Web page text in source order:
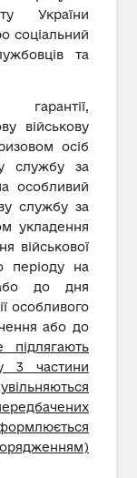
України
соціальний
та
гарантії,
військову
осіб
службу за
особливий
службу за
укладення
військової
періоду на
до дня
особливого
або до
підлягають
3 частини